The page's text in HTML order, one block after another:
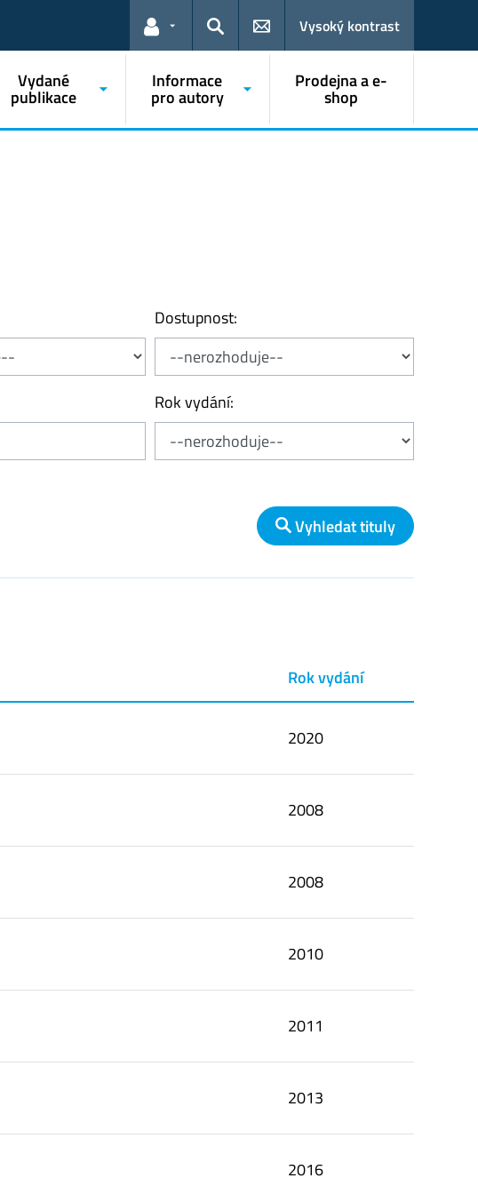
Odkazy pro uživatele
Hledat
Vysoký kontrast
Vydané
publikace
Informace
pro autory
Prodejna a e-
shop
Dostupnost:
Rok vydání:
Vyhledat tituly
Rok vydání
2020
2008
2008
2010
2011
2013
2016